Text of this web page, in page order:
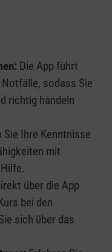
Die App führt
sodass Sie
richtig handeln
Sie Ihre Kenntnisse
mit
über die App
bei den
sich über das